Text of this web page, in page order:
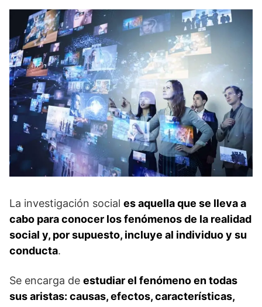
La investigación social es aquella que se lleva a
cabo para conocer los fenómenos de la realidad
social y, por supuesto, incluye al individuo y su
conducta.
Se encarga de estudiar el fenómeno en todas
sus aristas: causas, efectos, características,